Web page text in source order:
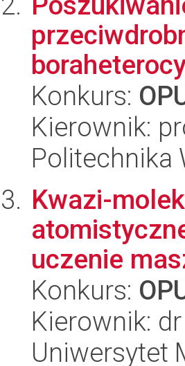
Konkurs:
Kierownik:
Politechnika
Kwazi-
uczenie
Konkurs:
Kierownik:
Uniwersytet